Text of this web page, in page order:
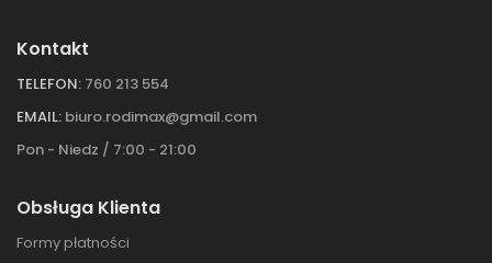
Kontakt
TELEFON: 760 213 554
EMAIL: biuro.rodimax@gmail.com
Pon - Niedz / 7:00 - 21:00
Obsługa Klienta
Formy płatności